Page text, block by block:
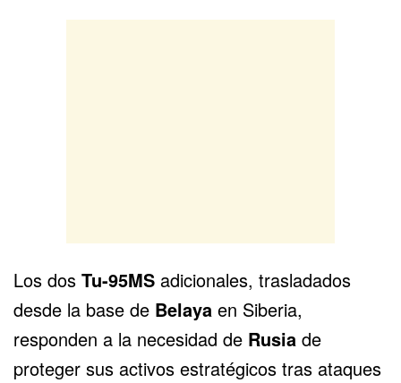
Los dos Tu-95MS adicionales, trasladados
desde la base de Belaya en Siberia,
responden a la necesidad de Rusia de
proteger sus activos estratégicos tras ataques